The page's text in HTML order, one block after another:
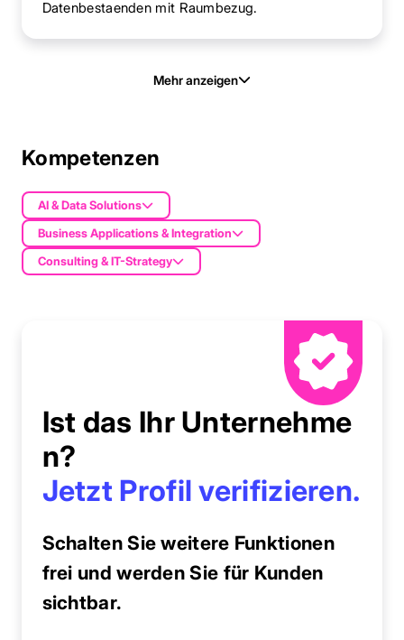
Datenbestaenden mit Raumbezug.
Mehr anzeigen
Kompetenzen
AI & Data Solutions
Business Applications & Integration
Consulting & IT-Strategy
Ist das Ihr Unternehme
n?
Jetzt Profil verifizieren.
Schalten Sie weitere Funktionen
frei und werden Sie für Kunden
sichtbar.